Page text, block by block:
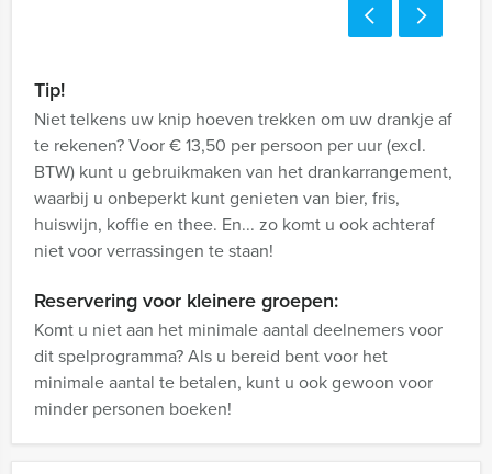
Tip!
Niet telkens uw knip hoeven trekken om uw drankje af
te rekenen? Voor € 13,50 per persoon per uur (excl.
BTW) kunt u gebruikmaken van het drankarrangement,
waarbij u onbeperkt kunt genieten van bier, fris,
huiswijn, koffie en thee. En... zo komt u ook achteraf
niet voor verrassingen te staan!
Reservering voor kleinere groepen:
Komt u niet aan het minimale aantal deelnemers voor
dit spelprogramma? Als u bereid bent voor het
minimale aantal te betalen, kunt u ook gewoon voor
minder personen boeken!